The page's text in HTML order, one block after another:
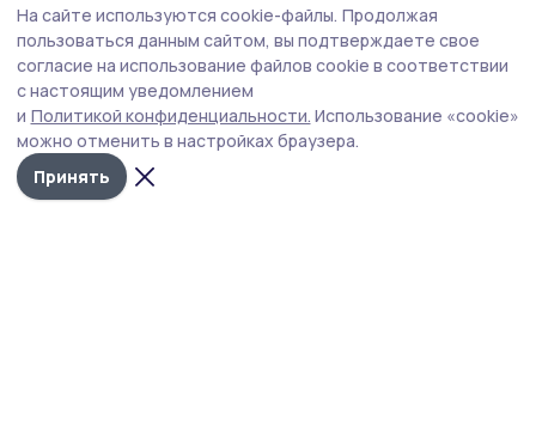
На сайте используются cookie-файлы. Продолжая
пользоваться данным сайтом, вы подтверждаете свое
согласие на использование файлов cookie в соответствии
с настоящим уведомлением
и Политикой конфиденциальности. Использование «cookie»
можно отменить в настройках браузера.
Принять